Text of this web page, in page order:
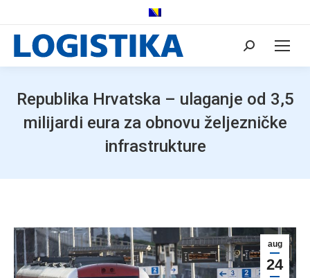
Search:
Republika Hrvatska – ulaganje od 3,5
milijardi eura za obnovu željezničke
infrastrukture
aug
24